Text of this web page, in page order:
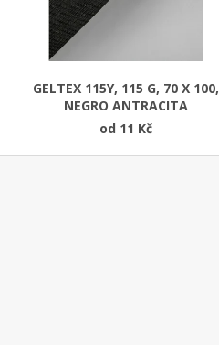
GELTEX 115Y, 115 G, 70 X 100,
NEGRO ANTRACITA
od 11 Kč